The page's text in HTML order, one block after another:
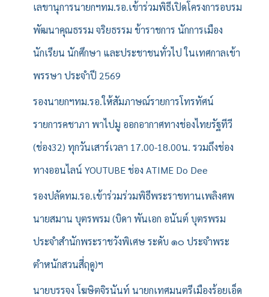
เลขานุการนายกฯทม.รอ.เข้าร่วมพิธีเปิดโครงการอบรม
พัฒนาคุณธรรม จริยธรรม ข้าราชการ นักการเมือง
นักเรียน นักศึกษา และประชาชนทั่วไป ในเทศกาลเข้า
พรรษา ประจำปี 2569
รองนายกฯทม.รอ.ให้สัมภาษณ์รายการโทรทัศน์
รายการคชาภา พาไปมู ออกอากาศทางช่องไทยรัฐทีวี
(ช่อง32) ทุกวันเสาร์เวลา 17.00-18.00น. รวมถึงช่อง
ทางออนไลน์ YOUTUBE ช่อง ATIME Do Dee
รองปลัดทม.รอ.เข้าร่วมร่วมพิธีพระราชทานเพลิงศพ
นายสมาน บุตรพรม (บิดา พันเอก อนันต์ บุตรพรม
ประจำสำนักพระราชวังพิเศษ ระดับ ๑๐ ประจำพระ
ตำหนักสวนสี่ฤดู)ฯ
นายบรรจง โฆษิตจิรนันท์ นายกเทศมนตรีเมืองร้อยเอ็ด